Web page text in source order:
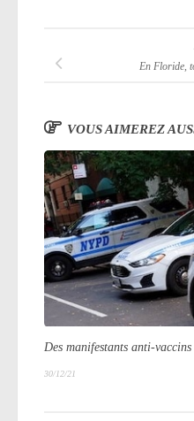
En Floride,
VOUS AIMEREZ
Des manifestants anti-
30/12/21